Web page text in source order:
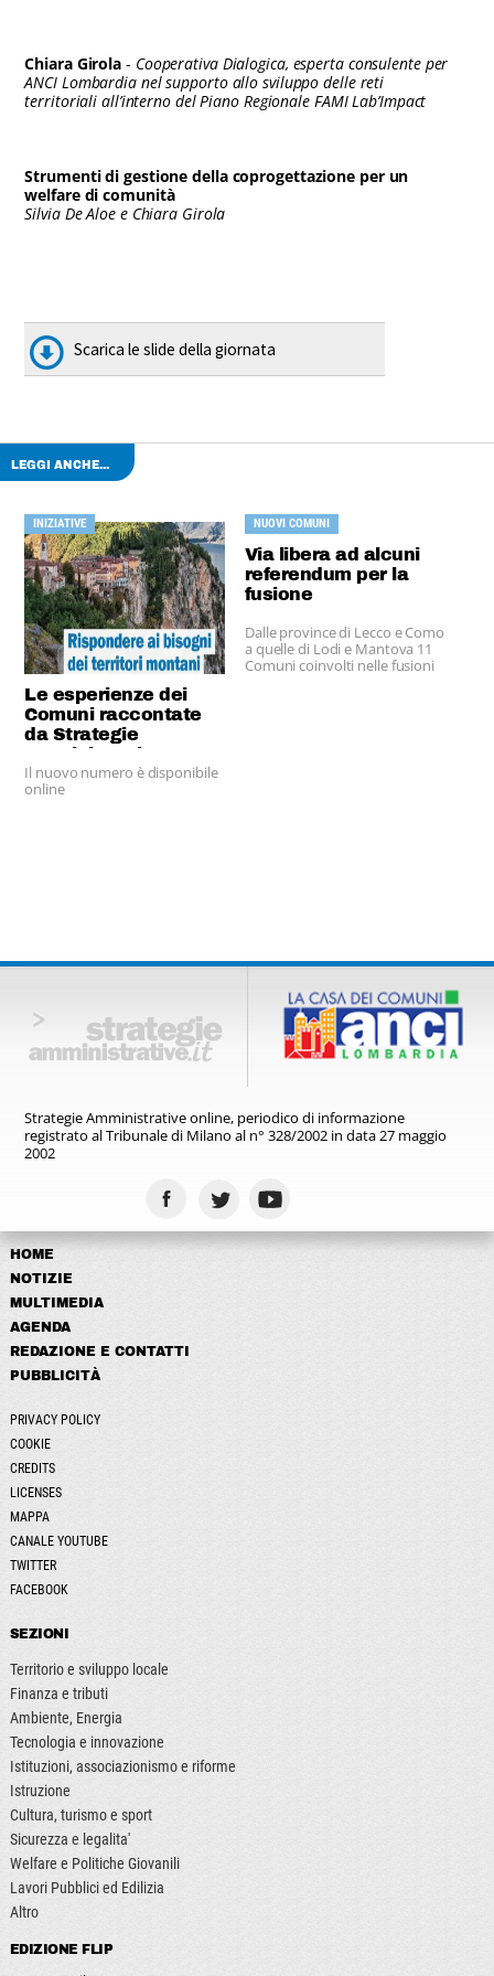
Chiara Girola - Cooperativa Dialogica, esperta consulente per
ANCI Lombardia nel supporto allo sviluppo delle reti
territoriali all’interno del Piano Regionale FAMI Lab’Impact
Strumenti di gestione della coprogettazione per un
welfare di comunità
Silvia De Aloe e Chiara Girola
Scarica le slide della giornata
LEGGI ANCHE...
INIZIATIVE
Le esperienze dei
Comuni raccontate
da Strategie
Amministrative
Il nuovo numero è disponibile
online
NUOVI COMUNI
Via libera ad alcuni
referendum per la
fusione
Dalle province di Lecco e Como
a quelle di Lodi e Mantova 11
Comuni coinvolti nelle fusioni
Strategie Amministrative online, periodico di informazione
registratoal Tribunale di Milano al n° 328/2002 in data 27 maggio
2002
HOME
NOTIZIE
MULTIMEDIA
AGENDA
REDAZIONE E CONTATTI
PUBBLICITÀ
PRIVACY POLICY
COOKIE
CREDITS
LICENSES
MAPPA
CANALE YOUTUBE
TWITTER
FACEBOOK
SEZIONI
Territorio e sviluppo locale
Finanza e tributi
Ambiente, Energia
Tecnologia e innovazione
Istituzioni, associazionismo e riforme
Istruzione
Cultura, turismo e sport
Sicurezza e legalita'
Welfare e Politiche Giovanili
Lavori Pubblici ed Edilizia
Altro
EDIZIONE FLIP